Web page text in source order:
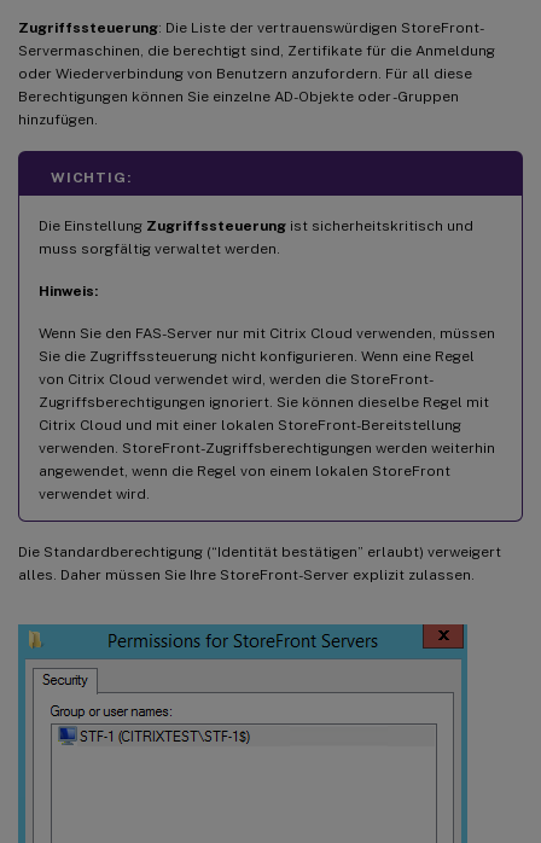
Zugriffssteuerung: Die Liste der vertrauenswürdigen StoreFront-
Servermaschinen, die berechtigt sind, Zertifikate für die Anmeldung
oder Wiederverbindung von Benutzern anzufordern. Für all diese
Berechtigungen können Sie einzelne AD-Objekte oder -Gruppen
hinzufügen.
WICHTIG:
Die Einstellung Zugriffssteuerung ist sicherheitskritisch und
muss sorgfältig verwaltet werden.
Hinweis:
Wenn Sie den FAS-Server nur mit Citrix Cloud verwenden, müssen
Sie die Zugriffssteuerung nicht konfigurieren. Wenn eine Regel
von Citrix Cloud verwendet wird, werden die StoreFront-
Zugriffsberechtigungen ignoriert. Sie können dieselbe Regel mit
Citrix Cloud und mit einer lokalen StoreFront-Bereitstellung
verwenden. StoreFront-Zugriffsberechtigungen werden weiterhin
angewendet, wenn die Regel von einem lokalen StoreFront
verwendet wird.
Die Standardberechtigung (“Identität bestätigen” erlaubt) verweigert
alles. Daher müssen Sie Ihre StoreFront-Server explizit zulassen.